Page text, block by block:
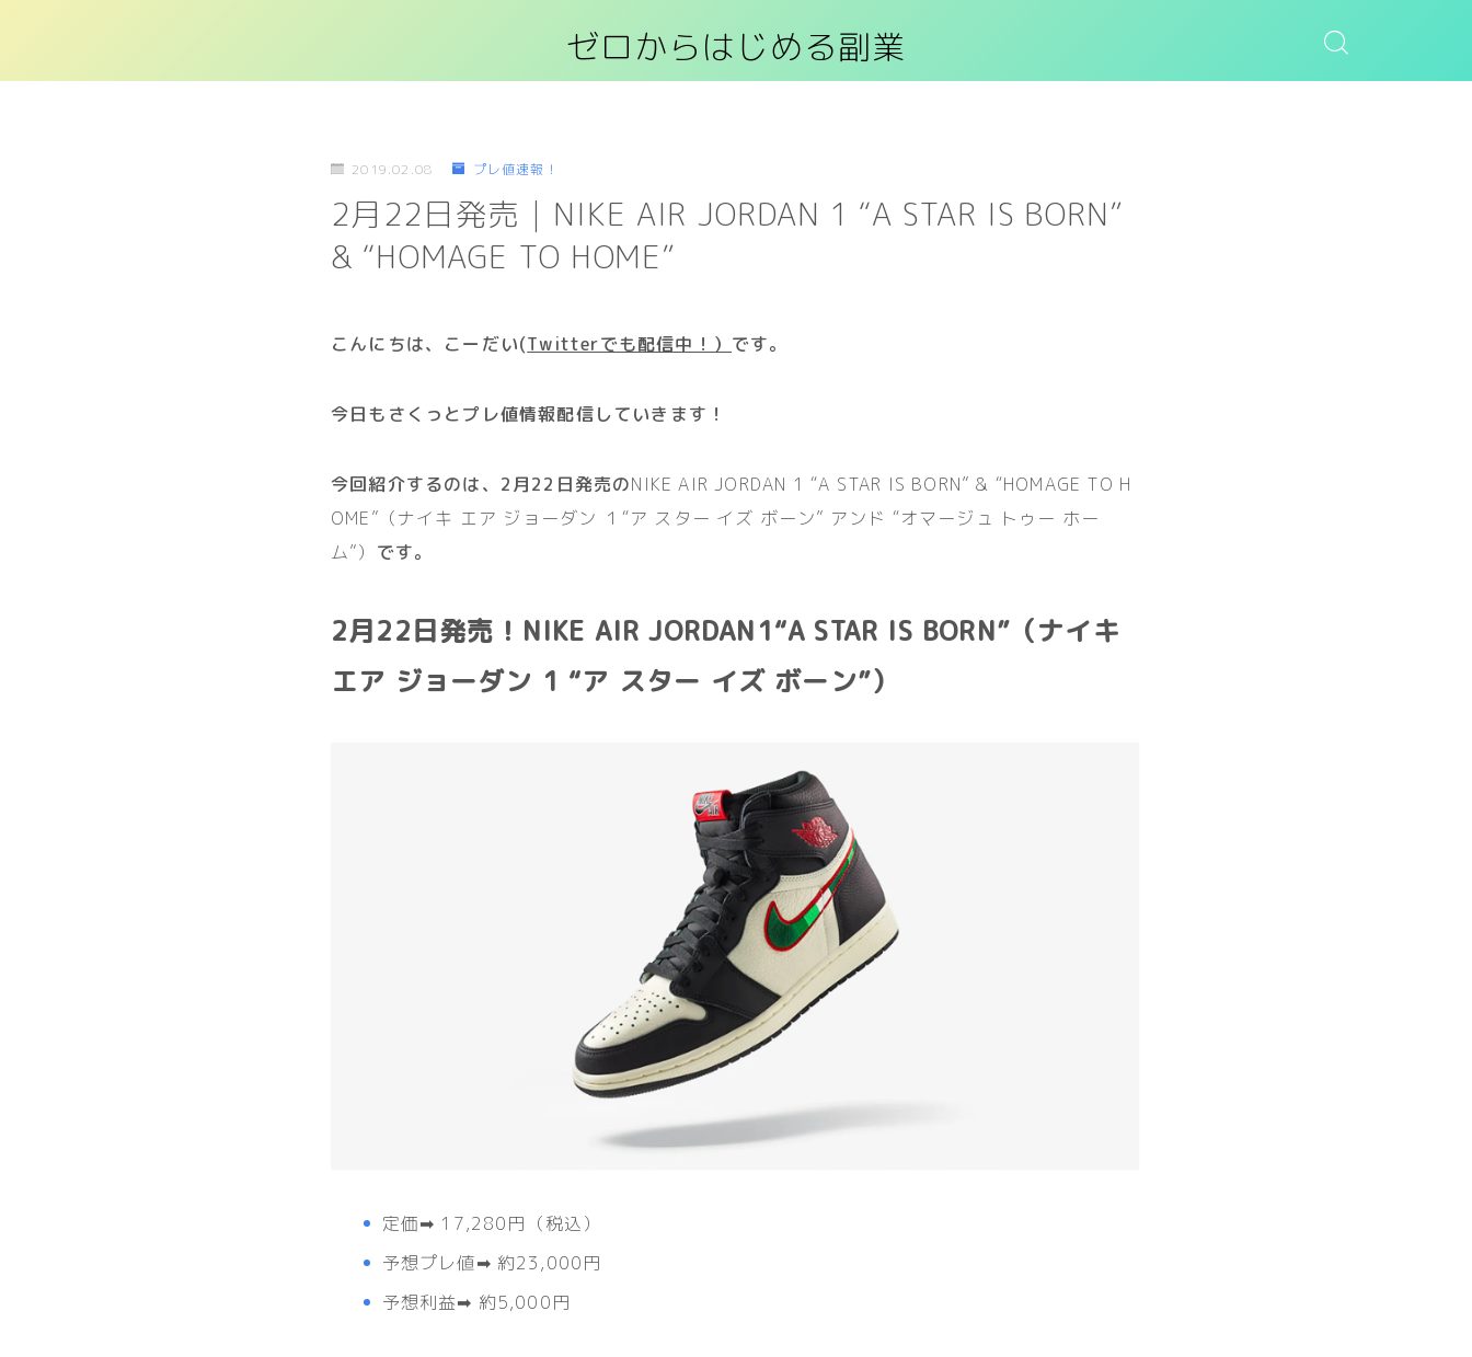
ゼロからはじめる副業
2019.02.08 プレ値速報！
2月22日発売｜NIKE AIR JORDAN 1 “A STAR IS BORN”
& “HOMAGE TO HOME”
こんにちは、こーだい(Twitterでも配信中！） です。
今日もさくっとプレ値情報配信していきます！
今回紹介するのは、2月22日発売のNIKE AIR JORDAN 1 “A STAR IS BORN” & “HOMAGE TO H
OME”（ナイキ エア ジョーダン １“ア スター イズ ボーン” アンド “オマージュ トゥー ホー
ム”） です。
2月22日発売！NIKE AIR JORDAN1“A STAR IS BORN”（ナイキ
エア ジョーダン 1 “ア スター イズ ボーン”）
定価➡︎ 17,280円（税込）
予想プレ値➡︎ 約23,000円
予想利益➡︎ 約5,000円